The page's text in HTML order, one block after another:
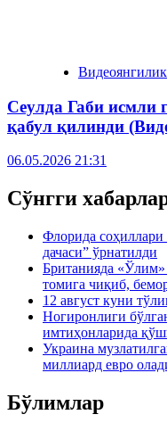
Сеулда Габи исмли
қабул қилинди
06.05.2026 21:31
Сўнгги
Флорида соҳиллари
дачаси” ўрнатилди
Британияда
томига чиқиб,
12 август куни
Ногиронлиги
имтиҳонларида
Украина
миллиард евро
Бўлимлар